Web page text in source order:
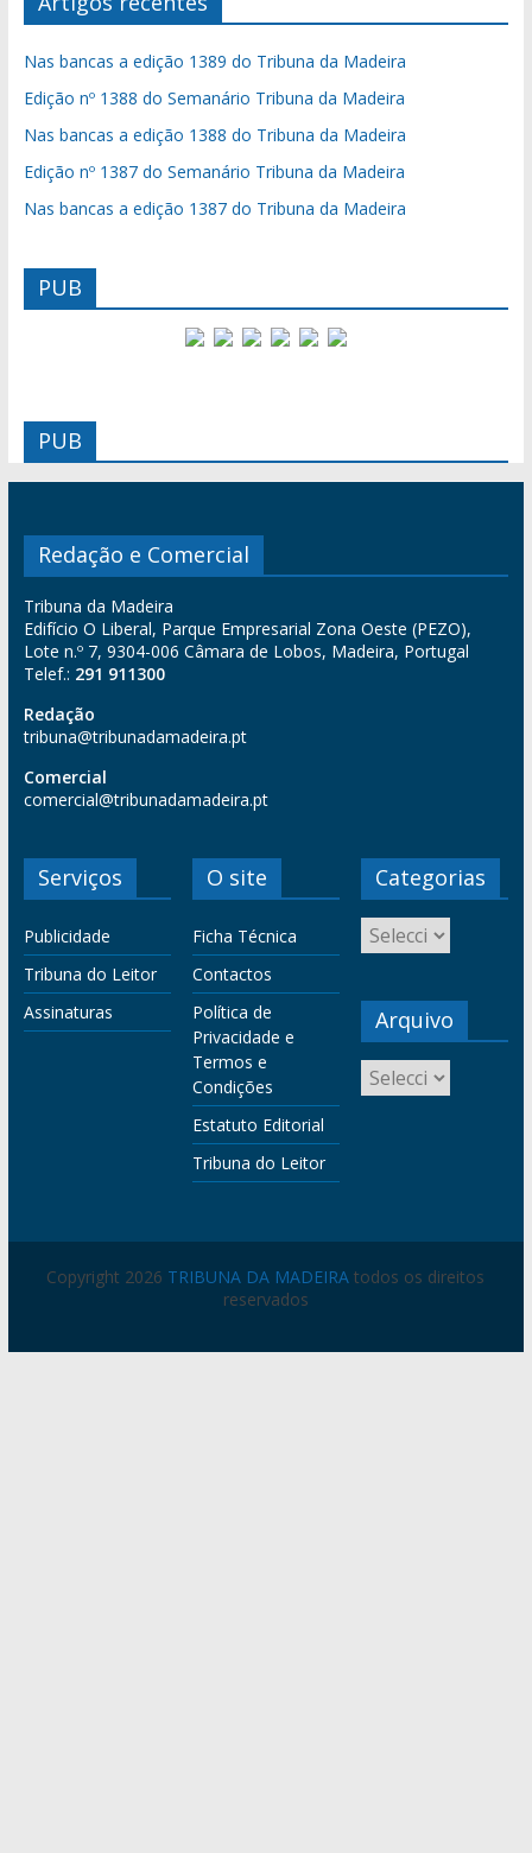
Nas bancas a edição 1389 do Tribuna da Madeira
Edição nº 1388 do Semanário Tribuna da Madeira
Nas bancas a edição 1388 do Tribuna da Madeira
Edição nº 1387 do Semanário Tribuna da Madeira
Nas bancas a edição 1387 do Tribuna da Madeira
PUB
PUB
Redação e Comercial
Tribuna da Madeira
Edifício O Liberal, Parque Empresarial Zona Oeste (PEZO),
Lote n.º 7, 9304-006 Câmara de Lobos, Madeira, Portugal
Telef.: 291 911300
Redação
tribuna@tribunadamadeira.pt
Comercial
comercial@tribunadamadeira.pt
Serviços
Publicidade
Tribuna do Leitor
Assinaturas
O site
Ficha Técnica
Contactos
Política de
Privacidade e
Termos e
Condições
Estatuto Editorial
Tribuna do Leitor
Categorias
Arquivo
Copyright 2026 TRIBUNA DA MADEIRA todos os direitos
reservados